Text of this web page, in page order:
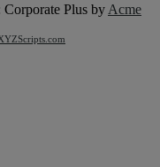
Corporate Plus by Acme